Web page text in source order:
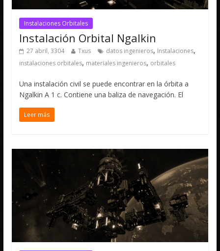
Instalaciones Orbitales
Instalación Orbital Ngalkin
27 abril, 3304 Txus datos ingenieros, Instalaciones,
instalaciones orbitales, materiales ingenieros, orbitales
Una instalación civil se puede encontrar en la órbita a
Ngalkin A 1 c. Contiene una baliza de navegación. El
Leer más